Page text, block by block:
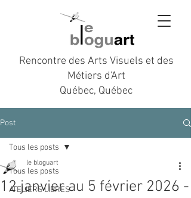
Rencontre des Arts Visuels et des
Métiers d'Art
Québec, Québec
Post
Tous les posts
ATELIERS LIBRES
Tous les posts
12 janvier au 5 février 2026 -
le bloguart